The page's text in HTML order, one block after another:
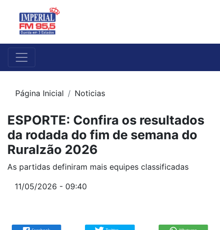
Página Inicial Noticias
ESPORTE: Confira os resultados
da rodada do fim de semana do
Ruralzão 2026
As partidas definiram mais equipes classificadas
11/05/2026 - 09:40